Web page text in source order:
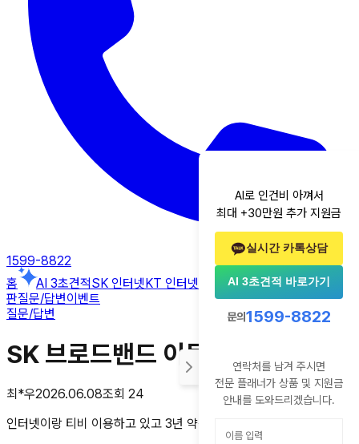
1599-8822
홈
AI 3초견적SK 인터넷 KT 인터넷 LG 인터넷알뜰폰 후기꿀팁게시
판질문/답변이벤트
질문/답변
SK 브로드밴드 이동 문의
최*우2026.06.08조회 24
인터넷이랑 티비 이용하고 있고 3년 약정인데 곧 끝나서요
AI로 인건비 아껴서
최대 +30만원 추가 지원금
실시간 카톡상담
AI 3초견적 바로가기
문의1599-8822
연락처를 남겨 주시면
전문 플래너가 상품 및 지원금
안내를 도와드리겠습니다.